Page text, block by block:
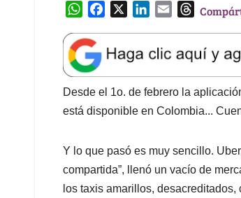
W
a
t
s
A
p
e
b
o
o
k
e
d
I
l
T
e
a
d
s
Desde el 1o. de febrero la
está disponible en Colombia...
Y lo que pasó es muy sencillo.
compartida”, llenó un vacío de
los taxis amarillos,